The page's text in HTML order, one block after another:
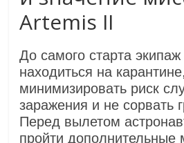
Artemis II
До самого старта экипаж
находиться на
минимизировать риск
заражения и не сорвать
Перед вылетом
пройти дополнительные